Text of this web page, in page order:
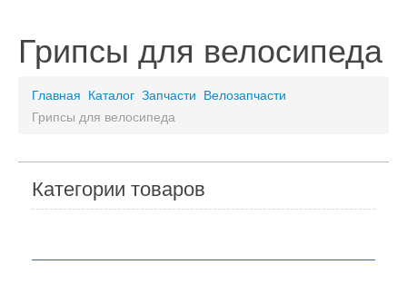
Грипсы для велосипеда
Главная Каталог Запчасти Велозапчасти
Грипсы для велосипеда
Категории товаров